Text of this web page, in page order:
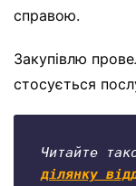
справою.
Закупівлю
стосується
Читайте
ділянку